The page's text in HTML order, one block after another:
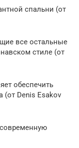
спальни (от
все остальные
стиле (от
обеспечить
Denis Esakov